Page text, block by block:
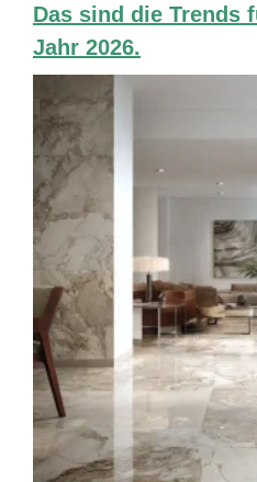
Das sind die Trends
Jahr 2026.